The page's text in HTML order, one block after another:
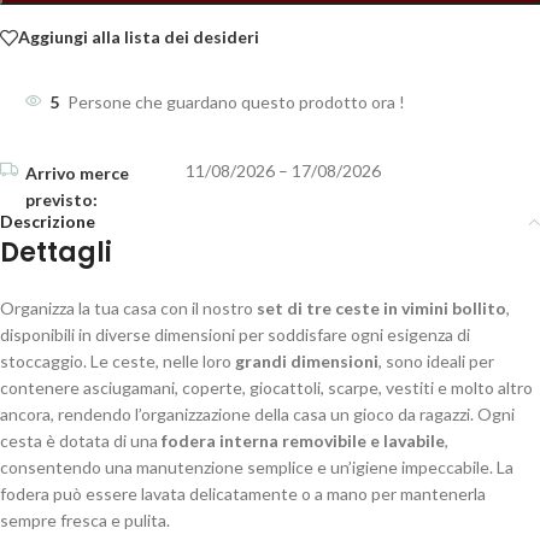
Aggiungi alla lista dei desideri
5 Persone che guardano questo prodotto ora !
11/08/2026 – 17/08/2026
Descrizione
Dettagli
Organizza la tua casa con il nostro set di tre ceste in vimini bollito,
disponibili in diverse dimensioni per soddisfare ogni esigenza di
stoccaggio. Le ceste, nelle loro grandi dimensioni, sono ideali per
contenere asciugamani, coperte, giocattoli, scarpe, vestiti e molto altro
ancora, rendendo l’organizzazione della casa un gioco da ragazzi. Ogni
cesta è dotata di una fodera interna removibile e lavabile,
consentendo una manutenzione semplice e un’igiene impeccabile. La
fodera può essere lavata delicatamente o a mano per mantenerla
sempre fresca e pulita.